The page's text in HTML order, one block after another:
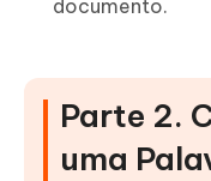
documento.
Parte 2.
uma